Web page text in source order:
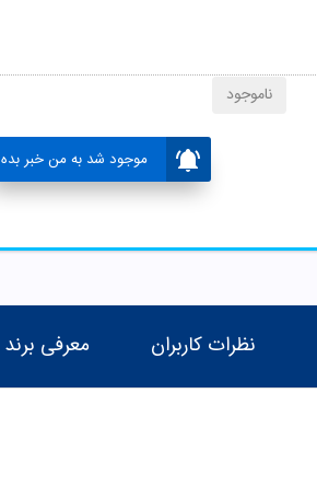
موجود شد به من خبر بده
ناموجود
نظرات کاربران معرفی برند